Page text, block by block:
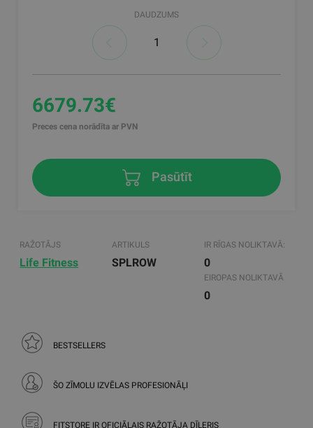
DAUDZUMS
6679.73€
Preces cena norādīta ar PVN
Pasūtīt
RAŽOTĀJS
Life Fitness
ARTIKULS
SPLROW
IR RĪGAS NOLIKTAVĀ:
0
EIROPAS NOLIKTAVĀ
0
BESTSELLERS
ŠO ZĪMOLU IZVĒLAS PROFESIONĀĻI
FITSTORE IR OFICIĀLAIS RAŽOTĀJA DĪLERIS